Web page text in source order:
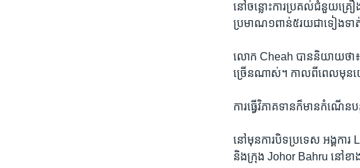
នៅ​ចន្លោះការប្រគល់​ជំនួយគ្រឿង​
ប្រមាណ​១ពាន់​៥រយជា​ទៀង​ទា
លោក Cheah បាន​និយាយ​ថា៖ «
ច្រើន​ណាស់។ ​កាល​ពី​ពេល​មុនយើ
ការ​ធ្វើ​វិភាគទាន​ក៏​មានកំណើន
នៅ​មុន​ការ​បិទ​ប្រទេស​ អង្គការ​
និង​ក្រុង Johor Bahru នៅ​ខ